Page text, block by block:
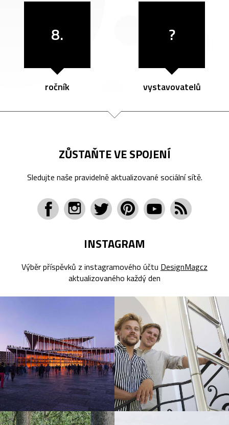
8.
ročník
?
vystavovatelů
ZŮSTAŇTE VE SPOJENÍ
Sledujte naše pravidelně aktualizované sociální sítě.
INSTAGRAM
Výběr příspěvků z instagramového účtu DesignMagcz
aktualizovaného každý den